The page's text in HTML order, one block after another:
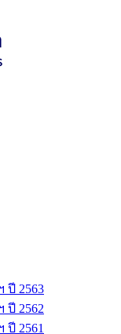
ปี 2563
ปี 2562
2561